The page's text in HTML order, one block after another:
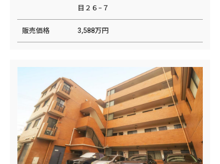
目２６−７
販売価格 3,588万円